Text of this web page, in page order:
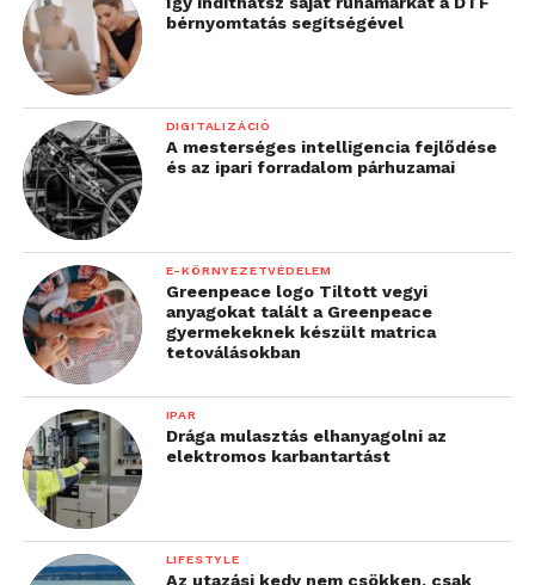
bérnyomtatás segítségével
DIGITALIZÁCIÓ
A mesterséges intelligencia fejlődése
és az ipari forradalom párhuzamai
E-KÖRNYEZETVÉDELEM
Greenpeace logo Tiltott vegyi
anyagokat talált a Greenpeace
gyermekeknek készült matrica
tetoválásokban
IPAR
Drága mulasztás elhanyagolni az
elektromos karbantartást
LIFESTYLE
Az utazási kedv nem csökken, csak